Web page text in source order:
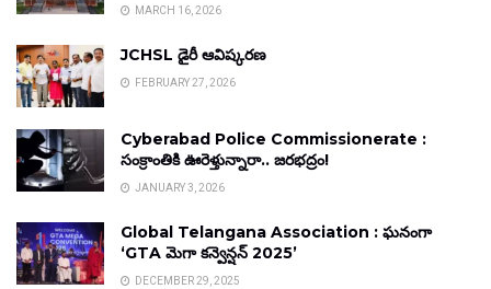
MARCH 16, 2026
JCHSL డైరీ ఆవిష్కరణ
FEBRUARY 27, 2026
Cyberabad Police Commissionerate :
సంక్రాంతికి ఊరెళ్తున్నారా.. జరభద్రం!
JANUARY 3, 2026
Global Telangana Association : ఘనంగా
‘GTA మెగా కన్వెన్షన్ 2025’
DECEMBER 29, 2025